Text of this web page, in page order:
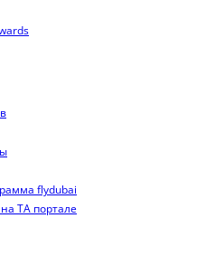
flydubai
TA портале